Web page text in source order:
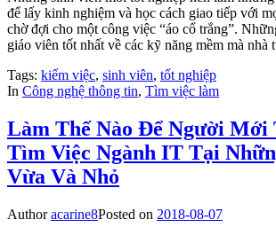
để lấy kinh nghiệm và học cách giao tiếp với
chờ đợi cho một công việc “áo cổ trắng”.
giáo viên tốt nhất về các kỹ năng mềm mà nhà
Tags: kiếm việc, sinh viên, tốt nghiệp
In Công nghệ thông tin, Tìm việc làm
Làm Thế Nào Để Người Mới
Tìm Việc Ngành IT Tại
Vừa Và Nhỏ
Authoracarine8Posted on 2018-08-07